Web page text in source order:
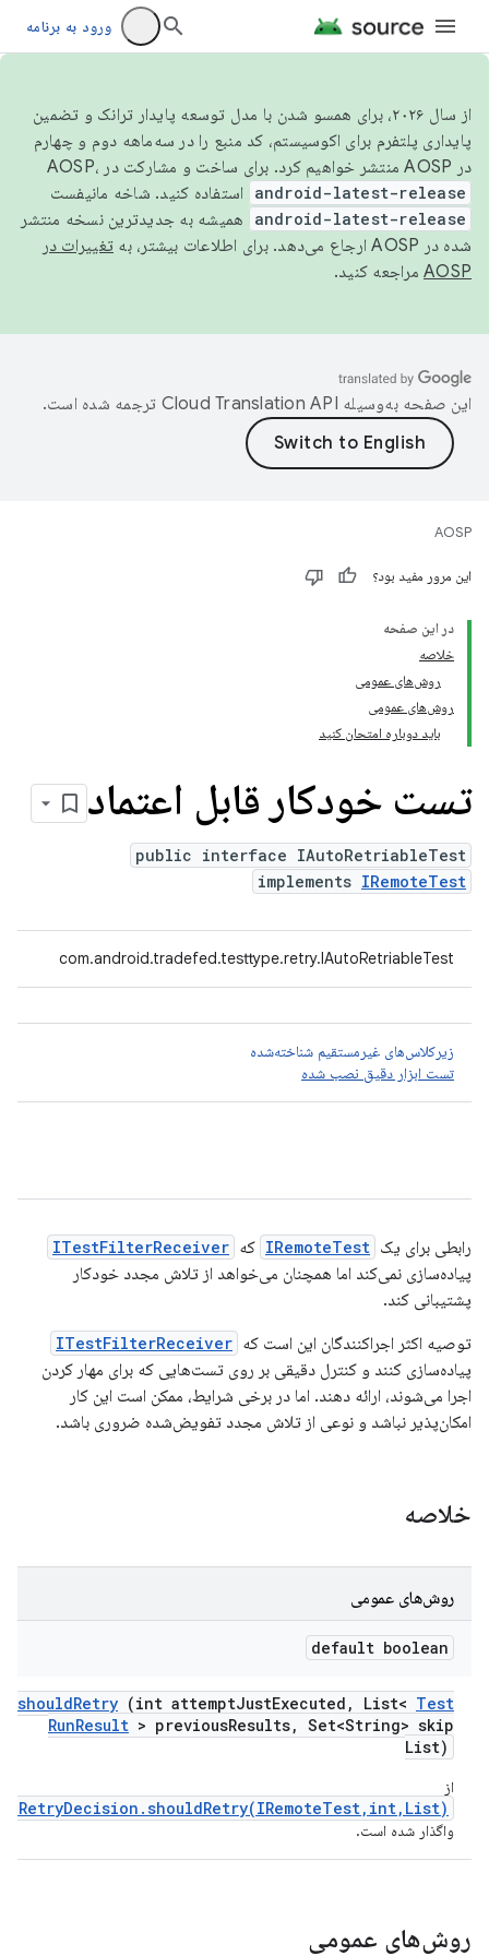
ورود به برنامه
از سال ۲۰۲۶، برای همسو شدن با مدل توسعه پایدار ترانک و تضمین
پایداری پلتفرم برای اکوسیستم، کد منبع را در سه‌ماهه دوم و چهارم
در AOSP منتشر خواهیم کرد. برای ساخت و مشارکت در AOSP،
android-latest-release استفاده کنید. شاخه مانیفست
android-latest-release
همیشه به جدیدترین نسخه منتشر
شده در AOSP ارجاع می‌دهد. برای اطلاعات بیشتر، به
تغییرات در
AOSP مراجعه کنید.
این صفحه به‌وسیله ترجمه شده است.
AOSP
این مرور مفید بود؟
در این صفحه
خلاصه
روش‌های عمومی
روش‌های عمومی
باید دوباره امتحان کنید
تست خودکار قابل اعتماد
public interface IAutoRetriableTest
implements IRemoteTest
com.android.tradefed.testtype.retry.IAutoRetriableTest
زیرکلاس‌های غیرمستقیم شناخته‌شده
تست ابزار دقیق نصب شده
رابطی برای یک IRemoteTest که ITestFilterReceiver
پیاده‌سازی نمی‌کند اما همچنان می‌خواهد از تلاش مجدد خودکار
پشتیبانی کند.
توصیه اکثر اجراکنندگان این است که ITestFilterReceiver
پیاده‌سازی کنند و کنترل دقیقی بر روی تست‌هایی که برای مهار کردن
اجرا می‌شوند، ارائه دهند. اما در برخی شرایط، ممکن است این کار
امکان‌پذیر نباشد و نوعی از تلاش مجدد تفویض‌شده ضروری باشد.
خلاصه
روش‌های عمومی
default boolean
shouldRetry (int attemptJustExecuted , List< Test
RunResult > previousResults, Set<String> skip
List)
از
IRetryDecision.shouldRetry(IRemoteTest,int,List)
واگذار شده است.
روش‌های عمومی